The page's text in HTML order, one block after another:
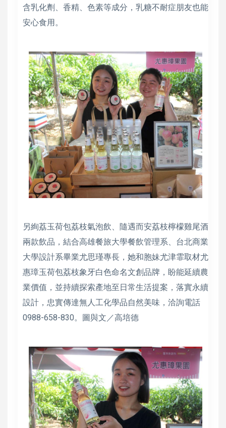
含乳化劑、香精、色素等成分，乳糖不耐症朋友也能
安心食用。
另絢荔玉荷包荔枝氣泡飲、隨遇而安荔枝檸檬雞尾酒
兩款飲品，結合高雄餐旅大學餐飲管理系、台北商業
大學設計系畢業尤思瑾專長，她和胞妹尤津霏取材尤
惠璋玉荷包荔枝象牙白色命名文創品牌，盼能延續農
業價值，並持續探索產地至日常生活提案，落實永續
設計，忠實傳達無人工化學品自然美味，洽詢電話
0988-658-830。圖與文／高培德